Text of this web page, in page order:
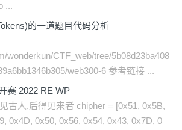
...
的一道题目代码分析
wonderkun/CTF_web/tree/5b08d23ba408
web300-6 参考链接 ...
赛 2022 RE WP
古人,后得见来者 chipher = [0x51, 0x5B,
0x4D, 0x50, 0x56, 0x54, 0x43, 0x7D, 0